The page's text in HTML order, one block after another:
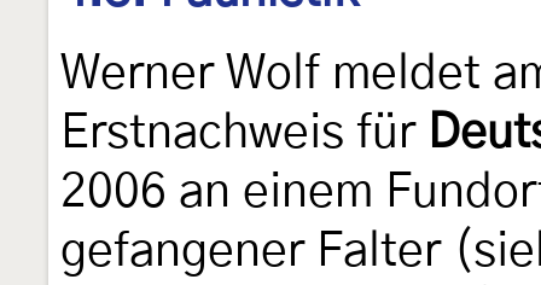
Werner Wolf meldet
Erstnachweis für
2006 an einem
gefangener Falter